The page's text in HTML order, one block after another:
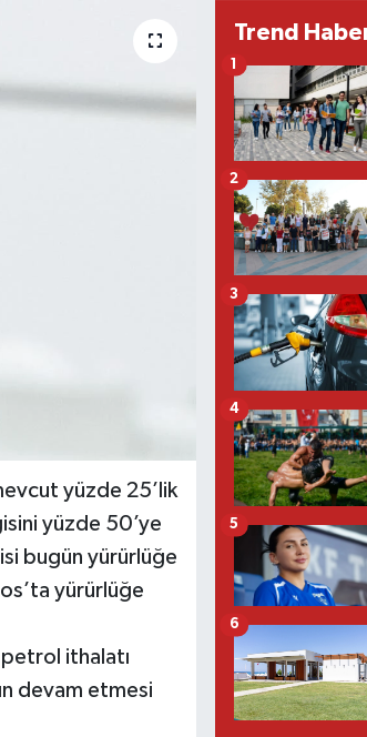
yüzde 25’lik
yüzde 50’ye
bugün yürürlüğe
yürürlüğe
ithalatı
devam etmesi
Trend
1
2
3
4
5
6